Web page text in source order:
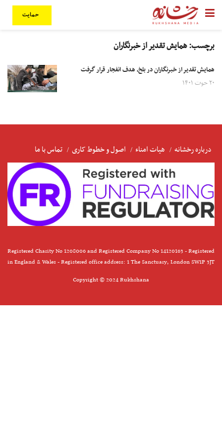
حمایت
برچسب:همایش تقدیر از خبرنگاران
همایش تقدیر از خبرنگاران در بلخ، هدف انفجار قرار گرفت
۲۰ حوت ۱۴۰۱
درباره رخشانه هیات امناء اصول و خطوط کاری تماس با ما
Registered Charity No 1208006 and Registered Company No 14120163 - Registered
in England & Wales - Registered office address: 1 The Sanctuary, London SW1P 3JT
Copyright © 2024 Rukhshana